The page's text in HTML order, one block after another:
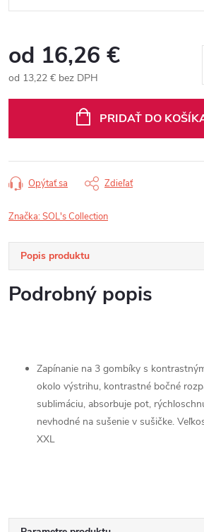
od 16,26 €
od 13,22 € bez DPH
PRIDAŤ DO
Opýtať sa Zdieľať
Značka:SOL's Collection
Popis produktu
Podrobný popis
Zapínanie na 3 gombíky s
okolo výstrihu, kontrastné bočné
sublimáciu, absorbuje pot,
nevhodné na sušenie v sušičke.
XXL